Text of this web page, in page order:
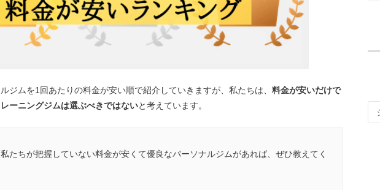
ジムを1回あたりの料金が安い順で紹介していきますが、私たちは、 料金が安いだけで
ーニングジムは選ぶべきではないと考えています。
たちが把握していない料金が安くて優良なパーソナルジムがあれば、ぜひ教えてく